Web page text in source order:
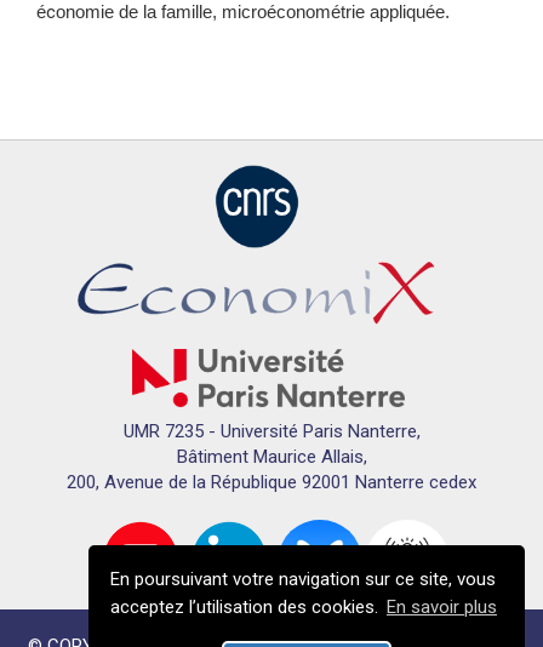
En poursuivant votre navigation sur ce site, vous
acceptez l’utilisation des cookies. En savoir plus
économie de la famille, microéconométrie appliquée.
UMR 7235 - Université Paris Nanterre,
Bâtiment Maurice Allais,
200, Avenue de la République 92001 Nanterre cedex